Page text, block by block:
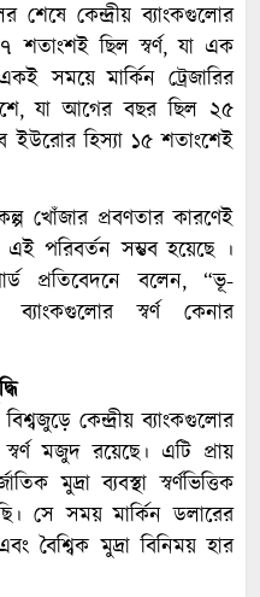
শেষে কেন্দ্রীয় ব্যাংকগুলোর
শতাংশই ছিল স্বর্ণ, যা এক
সময়ে মার্কিন ট্রেজারির
যা আগের বছর ছিল ২৫
ইউরোর হিস্যা ১৫ শতাংশেই
খোঁজার প্রবণতার কারণেই
এই পরিবর্তন সম্ভব হয়েছে ।
প্রতিবেদনে বলেন, “ভূ-
ব্যাংকগুলোর স্বর্ণ কেনার
কেন্দ্রীয় ব্যাংকগুলোর
মজুদ রয়েছে। এটি প্রায়
মুদ্রা ব্যবস্থা স্বর্ণভিত্তিক
সে সময় মার্কিন ডলারের
বৈশ্বিক মুদ্রা বিনিময় হার